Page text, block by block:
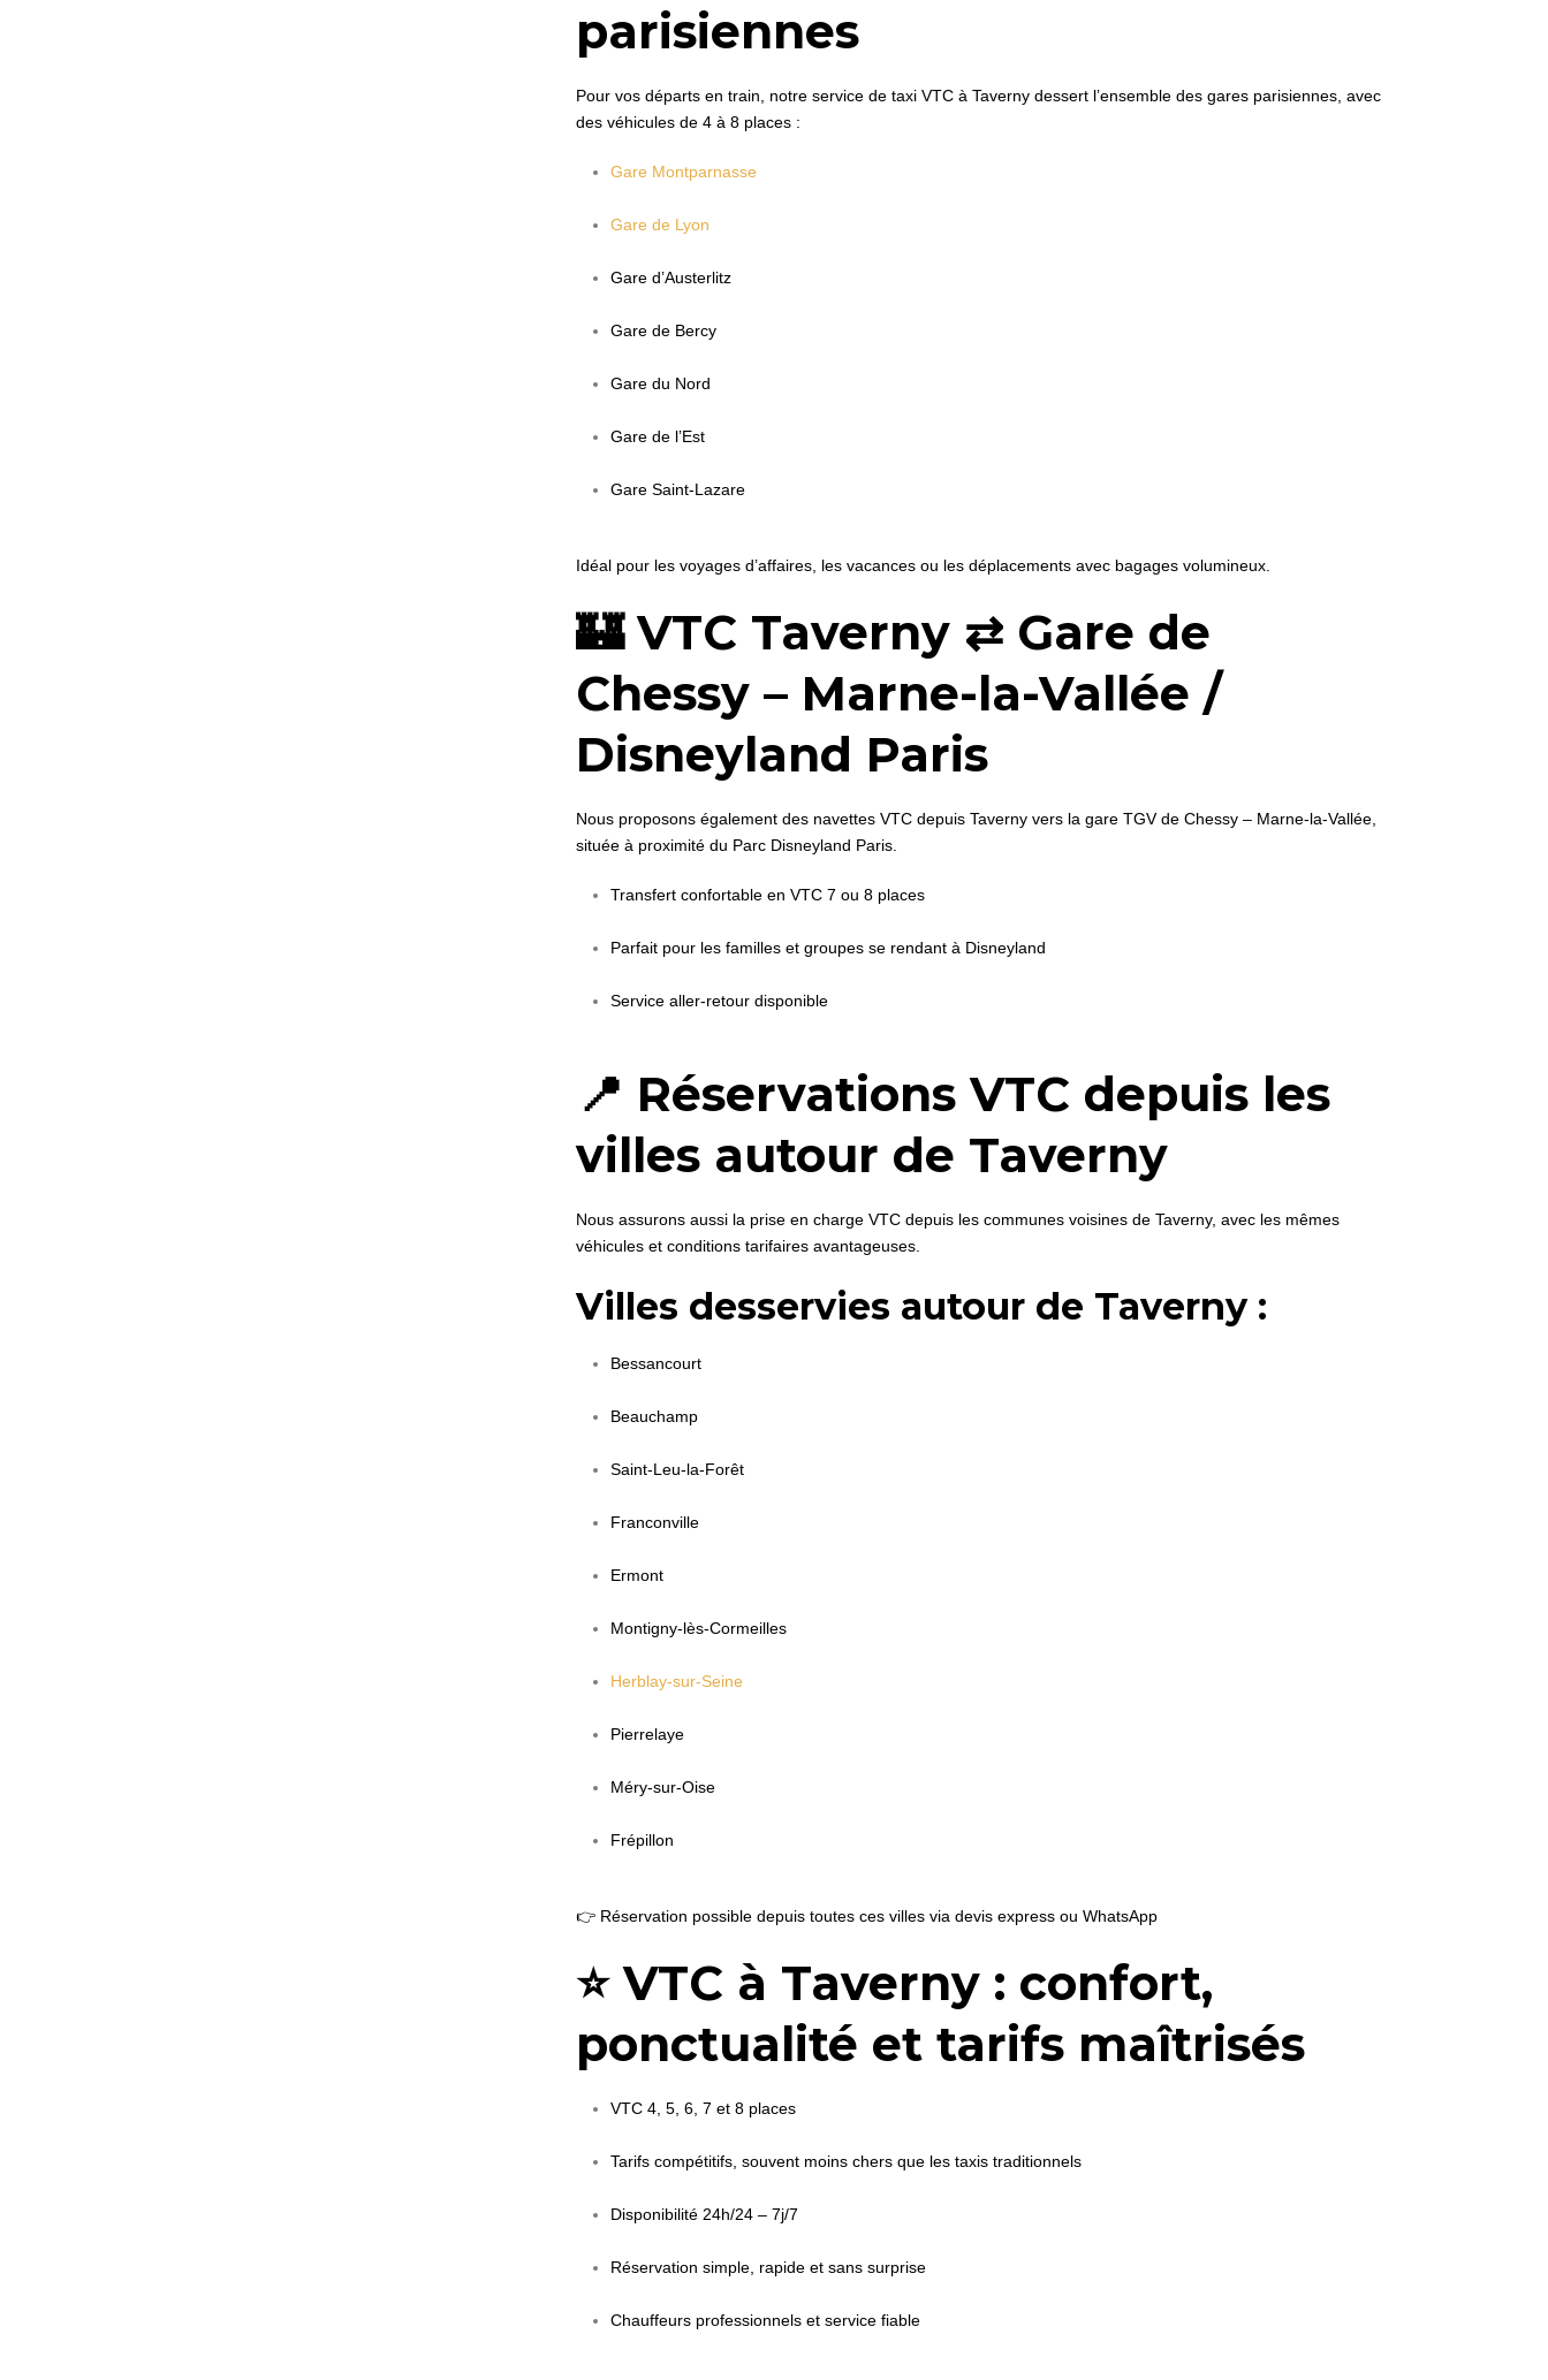
parisiennes
Pour vos départs en train, notre service de taxi VTC à Taverny dessert l’ensemble des gares parisiennes, avec
des véhicules de 4 à 8 places :
Gare Montparnasse
Gare de Lyon
Gare d’Austerlitz
Gare de Bercy
Gare du Nord
Gare de l’Est
Gare Saint-Lazare
Idéal pour les voyages d’affaires, les vacances ou les déplacements avec bagages volumineux.
🏰 VTC Taverny ⇄ Gare de
Chessy – Marne-la-Vallée /
Disneyland Paris
Nous proposons également des navettes VTC depuis Taverny vers la gare TGV de Chessy – Marne-la-Vallée,
située à proximité du Parc Disneyland Paris.
Transfert confortable en VTC 7 ou 8 places
Parfait pour les familles et groupes se rendant à Disneyland
Service aller-retour disponible
📍 Réservations VTC depuis les
villes autour de Taverny
Nous assurons aussi la prise en charge VTC depuis les communes voisines de Taverny, avec les mêmes
véhicules et conditions tarifaires avantageuses.
Villes desservies autour de Taverny :
Bessancourt
Beauchamp
Saint-Leu-la-Forêt
Franconville
Ermont
Montigny-lès-Cormeilles
Herblay-sur-Seine
Pierrelaye
Méry-sur-Oise
Frépillon
👉 Réservation possible depuis toutes ces villes via devis express ou WhatsApp
⭐ VTC à Taverny : confort,
ponctualité et tarifs maîtrisés
VTC 4, 5, 6, 7 et 8 places
Tarifs compétitifs, souvent moins chers que les taxis traditionnels
Disponibilité 24h/24 – 7j/7
Réservation simple, rapide et sans surprise
Chauffeurs professionnels et service fiable